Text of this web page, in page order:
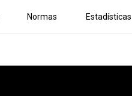
Normas Estadísticas